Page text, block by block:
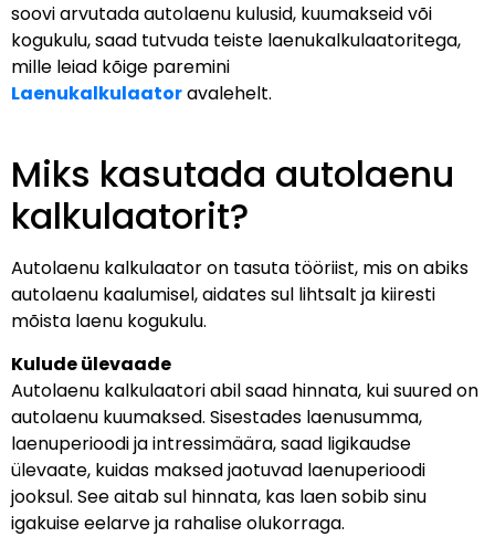
soovi arvutada autolaenu kulusid, kuumakseid või
kogukulu, saad tutvuda teiste laenukalkulaatoritega,
mille leiad kõige paremini
Laenukalkulaatoravalehelt.
Miks kasutada autolaenu
kalkulaatorit?
Autolaenu kalkulaator on tasuta tööriist, mis on abiks
autolaenu kaalumisel, aidates sul lihtsalt ja kiiresti
mõista laenu kogukulu.
Kulude ülevaade
Autolaenu kalkulaatori abil saad hinnata, kui suured on
autolaenu kuumaksed. Sisestades laenusumma,
laenuperioodi ja intressimäära, saad ligikaudse
ülevaate, kuidas maksed jaotuvad laenuperioodi
jooksul. See aitab sul hinnata, kas laen sobib sinu
igakuise eelarve ja rahalise olukorraga.